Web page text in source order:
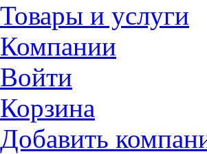
Товары и услуги
Компании
Войти
Корзина
Добавить